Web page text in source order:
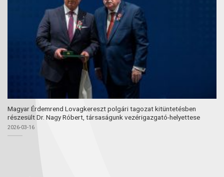
Magyar Érdemrend Lovagkereszt polgári tagozat kitüntetésben
részesült Dr. Nagy Róbert, társaságunk vezérigazgató-helyettese
2026-03-16